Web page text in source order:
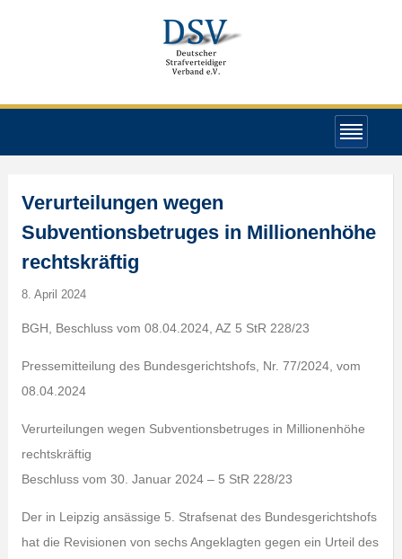
Verurteilungen wegen
Subventionsbetruges in Millionenhöhe
rechtskräftig
8. April 2024
BGH, Beschluss vom 08.04.2024, AZ 5 StR 228/23
Pressemitteilung des Bundesgerichtshofs, Nr. 77/2024, vom
08.04.2024
Verurteilungen wegen Subventionsbetruges in Millionenhöhe
rechtskräftig
Beschluss vom 30. Januar 2024 – 5 StR 228/23
Der in Leipzig ansässige 5. Strafsenat des Bundesgerichtshofs
hat die Revisionen von sechs Angeklagten gegen ein Urteil des